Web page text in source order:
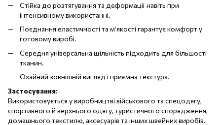
Стійка до розтягування та деформації навіть при
інтенсивному використанні.
Поєднання еластичності та м’якості гарантує комфорт у
готовому виробі.
Середня універсальна щільність підходить для більшості
тканин.
Охайний зовнішній вигляд і приємна текстура.
Застосування:
Використовується у виробництві військового та спецодягу,
спортивного й верхнього одягу, туристичного спорядження,
домашнього текстилю, аксесуарів та інших швейних виробів.